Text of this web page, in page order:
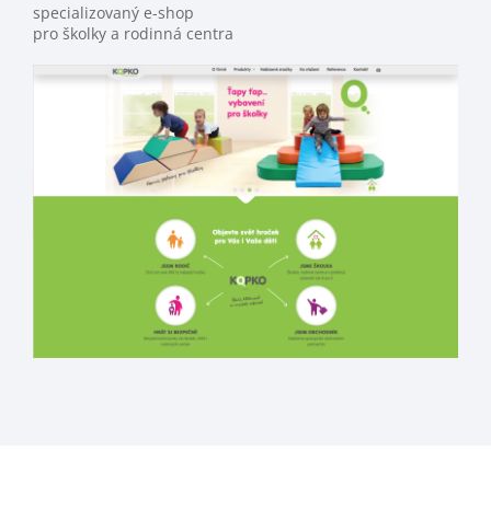
specializovaný e-shop
pro školky a rodinná centra